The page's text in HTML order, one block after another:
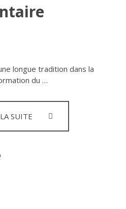
DE
longue tradition dans la
du …
SUITE L’AGRO-